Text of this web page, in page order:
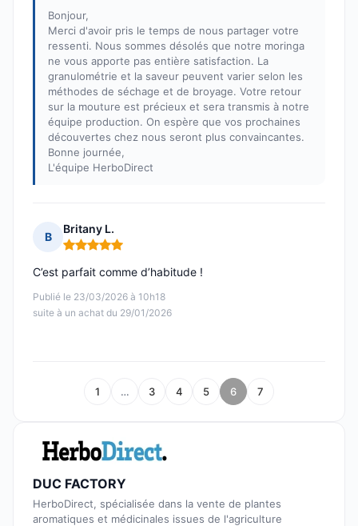
Bonjour,
Merci d'avoir pris le temps de nous partager votre
ressenti. Nous sommes désolés que notre moringa
ne vous apporte pas entière satisfaction. La
granulométrie et la saveur peuvent varier selon les
méthodes de séchage et de broyage. Votre retour
sur la mouture est précieux et sera transmis à notre
équipe production. On espère que vos prochaines
découvertes chez nous seront plus convaincantes.
Bonne journée,
L'équipe HerboDirect
B
Britany L.
Note : 5 sur 5
Publié le 23/03/2026 à 10h18
suite à un achat du 29/01/2026
C’est parfait comme d’habitude !
1 … 3 4 5 6 7
DUC FACTORY
HerboDirect, spécialisée dans la vente de plantes
aromatiques et médicinales issues de l'agriculture